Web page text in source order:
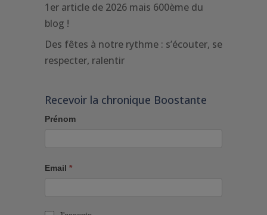
1er article de 2026 mais 600ème du
blog !
Des fêtes à notre rythme : s’écouter, se
respecter, ralentir
Recevoir la chronique Boostante
Prénom
Email *